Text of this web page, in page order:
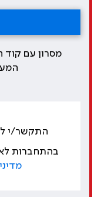
מסרון עם קוד
התקשר/י
בהתחברות